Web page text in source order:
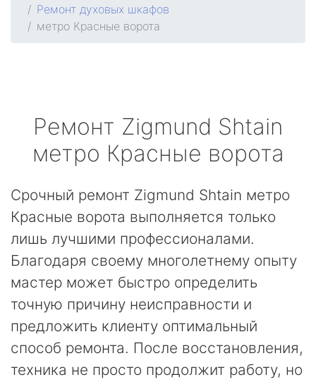
Ремонт духовых шкафов
метро Красные ворота
Ремонт Zigmund Shtain
метро Красные ворота
Срочный ремонт Zigmund Shtain метро
Красные ворота выполняется только
лишь лучшими профессионалами.
Благодаря своему многолетнему опыту
мастер может быстро определить
точную причину неисправности и
предложить клиенту оптимальный
способ ремонта. После восстановления,
техника не просто продолжит работу, но